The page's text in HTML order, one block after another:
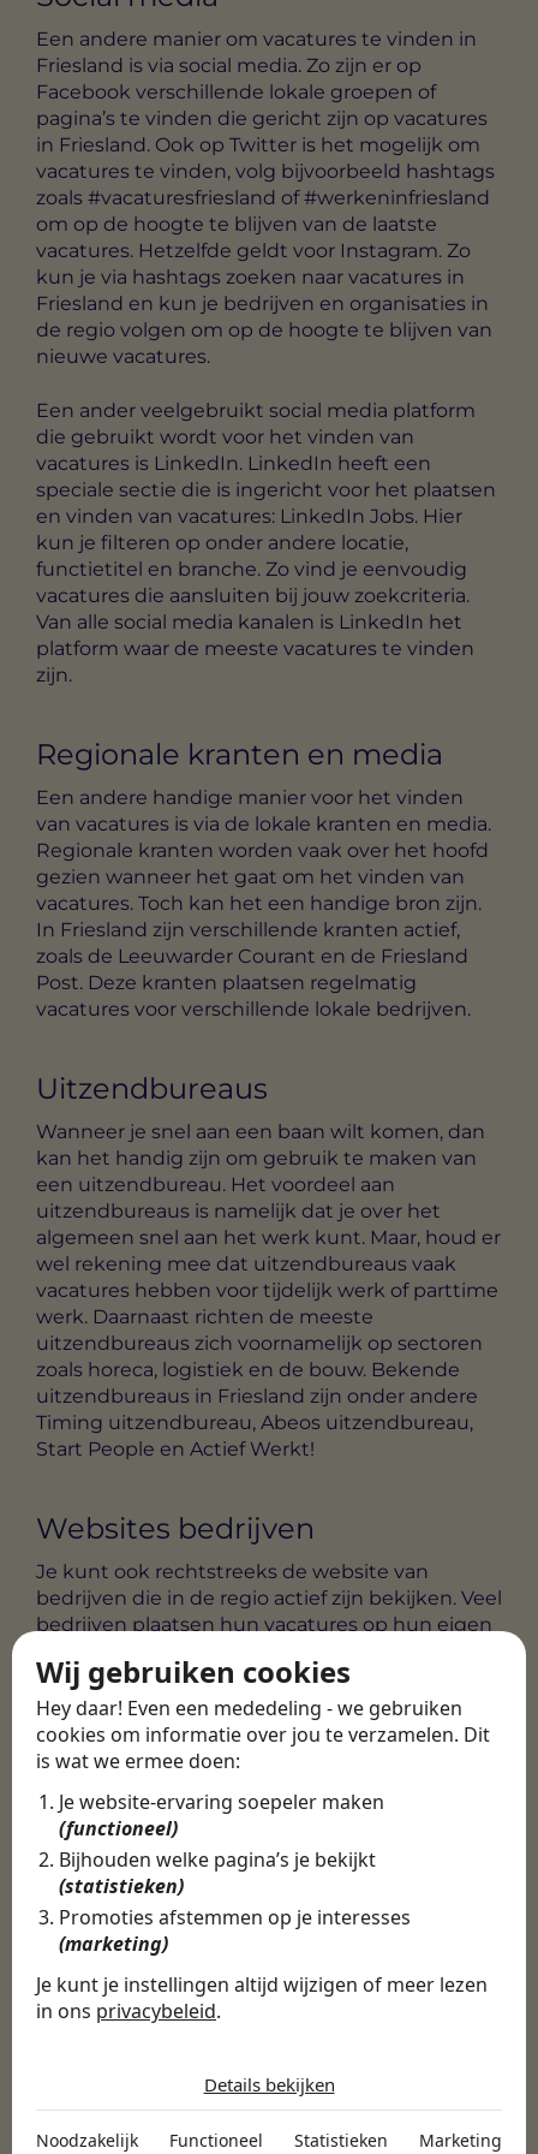
Wij gebruiken cookies
Hey daar! Even een mededeling - we gebruiken
cookies om informatie over jou te verzamelen. Dit
is wat we ermee doen:
Je website-ervaring soepeler maken
(functioneel)
Bijhouden welke pagina’s je bekijkt
(statistieken)
Promoties afstemmen op je interesses
(marketing)
Je kunt je instellingen altijd wijzigen of meer lezen
in ons privacybeleid.
Noodzakelijk
Noodzakelijke cookies helpen een website bruikbaar te
Details bekijken
Noodzakelijk Functioneel Statistieken Marketing
Een andere manier om vacatures te vinden in
Friesland is via social media. Zo zijn er op
Facebook verschillende lokale groepen of
pagina’s te vinden die gericht zijn op vacatures
in Friesland. Ook op Twitter is het mogelijk om
vacatures te vinden, volg bijvoorbeeld hashtags
zoals #vacaturesfriesland of #werkeninfriesland
om op de hoogte te blijven van de laatste
vacatures. Hetzelfde geldt voor Instagram. Zo
kun je via hashtags zoeken naar vacatures in
Friesland en kun je bedrijven en organisaties in
de regio volgen om op de hoogte te blijven van
nieuwe vacatures.
Een ander veelgebruikt social media platform
die gebruikt wordt voor het vinden van
vacatures is LinkedIn. LinkedIn heeft een
speciale sectie die is ingericht voor het plaatsen
en vinden van vacatures: LinkedIn Jobs. Hier
kun je filteren op onder andere locatie,
functietitel en branche. Zo vind je eenvoudig
vacatures die aansluiten bij jouw zoekcriteria.
Van alle social media kanalen is LinkedIn het
platform waar de meeste vacatures te vinden
zijn.
Regionale kranten en media
Een andere handige manier voor het vinden
van vacatures is via de lokale kranten en media.
Regionale kranten worden vaak over het hoofd
gezien wanneer het gaat om het vinden van
vacatures. Toch kan het een handige bron zijn.
In Friesland zijn verschillende kranten actief,
zoals de Leeuwarder Courant en de Friesland
Post. Deze kranten plaatsen regelmatig
vacatures voor verschillende lokale bedrijven.
Uitzendbureaus
Wanneer je snel aan een baan wilt komen, dan
kan het handig zijn om gebruik te maken van
een uitzendbureau. Het voordeel aan
uitzendbureaus is namelijk dat je over het
algemeen snel aan het werk kunt. Maar, houd er
wel rekening mee dat uitzendbureaus vaak
vacatures hebben voor tijdelijk werk of parttime
werk. Daarnaast richten de meeste
uitzendbureaus zich voornamelijk op sectoren
zoals horeca, logistiek en de bouw. Bekende
uitzendbureaus in Friesland zijn onder andere
Timing uitzendbureau, Abeos uitzendbureau,
Start People en Actief Werkt!
Websites bedrijven
Je kunt ook rechtstreeks de website van
bedrijven die in de regio actief zijn bekijken. Veel
bedrijven plaatsen hun vacatures op hun eigen
vacaturebanken of bij uitzendbureaus plaatsen.
De meeste bedrijven hebben een specifieke
pagina op hun website waar ze vacatures
plaatsen, deze vind je vaak onder kopjes zoals
regelmatig de websites van bedrijven te
bezoeken, kun je snel op de hoogte blijven van
nieuwe vacatures.
Google jobs
Ook vind je vacatures in Friesland via Google
Jobs. Google Jobs is een zoekmachine van
snel en gemakkelijk vacatures vinden op basis
van locatie, functietitel en meer. Een voordeel
van Google Jobs is dat het vacatures verzamelt